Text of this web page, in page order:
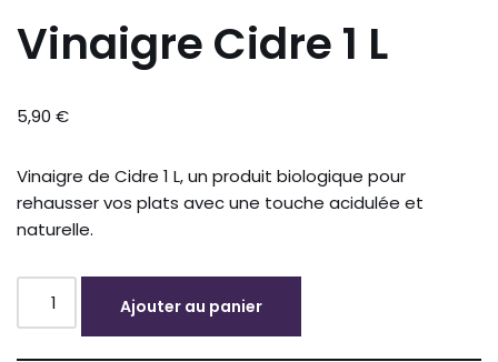
Vinaigre Cidre 1 L
5,90 €
Vinaigre de Cidre 1 L, un produit biologique pour
rehausser vos plats avec une touche acidulée et
naturelle.
Ajouter au panier